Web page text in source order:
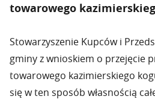
towarowego
Stowarzyszenie Kupców i
gminy z wnioskiem o przejęcie
towarowego kazimierskiego
się w ten sposób własnością